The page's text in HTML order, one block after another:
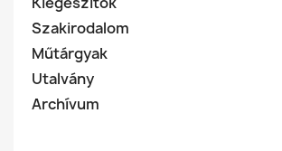
Szakirodalom
Műtárgyak
Utalvány
Archívum